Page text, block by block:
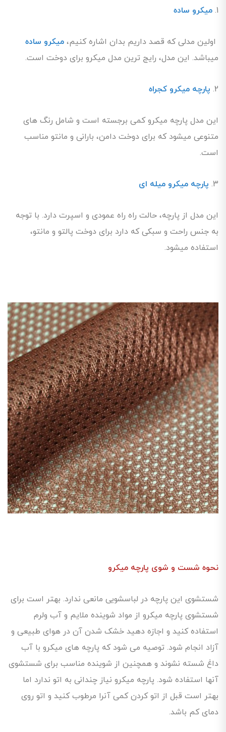
1. میکرو ساده
اولین مدلی که قصد داریم بدان اشاره کنیم، میکرو ساده
میباشد. این مدل، رایج ترین مدل میکرو برای دوخت است.
2. پارچه میکرو کجراه
این مدل پارچه میکرو کمی برجسته است و شامل رنگ های
متنوعی میشود که برای دوخت دامن، بارانی و مانتو مناسب
است.
3. پارچه میکرو میله ای
این مدل از پارچه، حالت راه راه عمودی و اسپرت دارد. با توجه
به جنس راحت و سبکی که دارد برای دوخت پالتو و مانتو،
استفاده میشود.
نحوه شست و شوی پارچه میکرو
شستشوی این پارچه در لباسشویی مانعی ندارد. بهتر است برای
شستشوی پارچه میکرو از مواد شوینده ملایم و آب ولرم
استفاده کنید و اجازه دهید خشک شدن آن در هوای طبیعی و
آزاد انجام شود. توصیه می شود که پارچه های میکرو با آب
داغ شسته نشوند و همچنین از شوینده مناسب برای شستشوی
آنها استفاده شود. پارچه میکرو نیاز چندانی به اتو ندارد اما
بهتر است قبل از اتو کردن کمی آنرا مرطوب کنید و اتو روی
دمای کم باشد.